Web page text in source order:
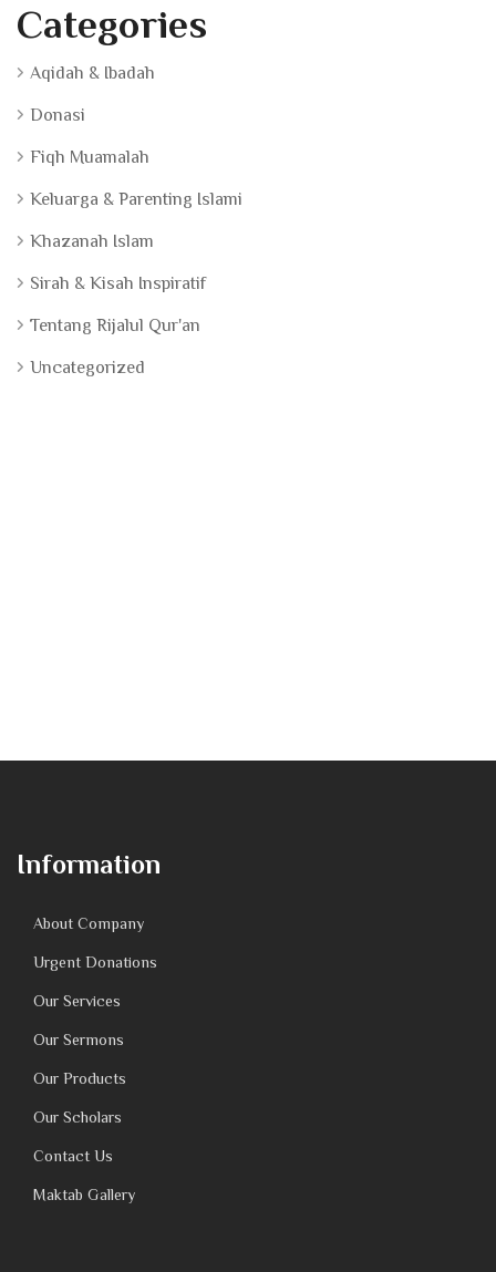
Categories
Aqidah & Ibadah
Donasi
Fiqh Muamalah
Keluarga & Parenting Islami
Khazanah Islam
Sirah & Kisah Inspiratif
Tentang Rijalul Qur'an
Uncategorized
Information
About Company
Urgent Donations
Our Services
Our Sermons
Our Products
Our Scholars
Contact Us
Maktab Gallery